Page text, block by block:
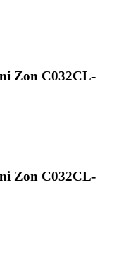
Zon C032CL-
Zon C032CL-